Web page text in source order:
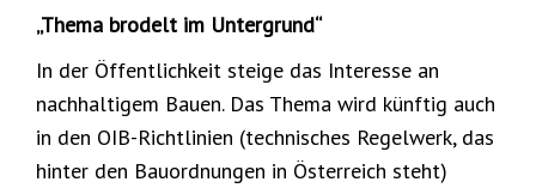
„Thema brodelt im Untergrund“
In der Öffentlichkeit steige das Interesse an
nachhaltigem Bauen. Das Thema wird künftig auch
in den OIB-Richtlinien (technisches Regelwerk, das
hinter den Bauordnungen in Österreich steht)